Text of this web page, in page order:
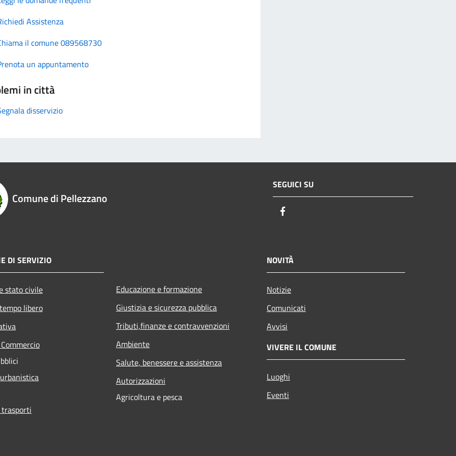
Assistenza
il comune 089568730
un appuntamento
in città
disservizio
Comune di Pellezzano
SEGUICI SU
DI SERVIZIO
stato civile
libero
Educazione e formazione
Giustizia e sicurezza pubblica
Tributi,finanze e contravvenzioni
Ambiente
Salute, benessere e assistenza
Autorizzazioni
Agricoltura e pesca
NOVITÀ
Notizie
Comunicati
Avvisi
VIVERE IL COMUNE
Luoghi
Eventi